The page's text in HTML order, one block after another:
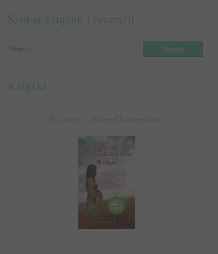
Szukaj książek i recenzji
Książki
W cieniu – Diane Chamberlain